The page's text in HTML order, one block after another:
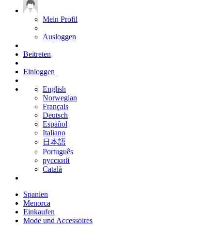
Mein Profil
Ausloggen
Beitreten
Einloggen
English
Norwegian
Français
Deutsch
Español
Italiano
日本語
Português
русский
Català
Spanien
Menorca
Einkaufen
Mode und Accessoires